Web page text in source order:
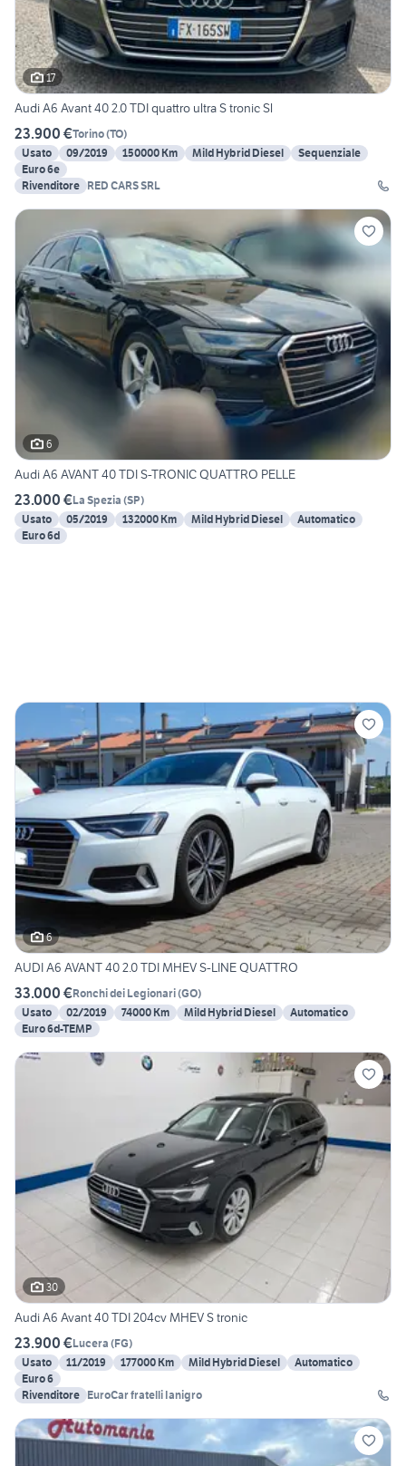
17
Audi A6 Avant 40 2.0 TDI quattro ultra S tronic Sl
23.900 €Torino(TO)
Usato
09/2019 150000 Km Mild Hybrid Diesel
Sequenziale
Euro 6e
Rivenditore RED CARS SRL
6
Audi A6 AVANT 40 TDI S-TRONIC QUATTRO PELLE
23.000 €La Spezia (SP)
Usato
05/2019 132000 Km Mild Hybrid Diesel
Automatico
Euro 6d
6
AUDI A6 AVANT 40 2.0 TDI MHEV S-LINE QUATTRO
33.000 €Ronchi dei Legionari(GO)
Usato
02/2019 74000 Km Mild Hybrid Diesel
Automatico
Euro 6d-TEMP
30
Audi A6 Avant 40 TDI 204cv MHEV S tronic
23.900 €Lucera (FG)
Usato
11/2019 177000 Km Mild Hybrid Diesel
Automatico
Euro 6
Rivenditore EuroCar fratelli Ianigro